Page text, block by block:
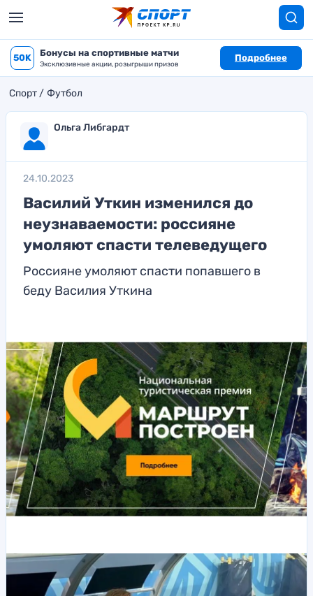
50K Бонусы на спортивные матчи
Эксклюзивные акции, розыгрыши призов
Подробнее
Спорт Футбол
Ольга Либгардт
24.10.2023
Василий Уткин изменился до
неузнаваемости: россияне
умоляют спасти телеведущего
Россияне умоляют спасти попавшего в
беду Василия Уткина